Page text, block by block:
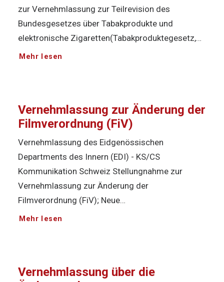
zur Vernehmlassung zur Teilrevision des
Bundesgesetzes über Tabakprodukte und
elektronische Zigaretten(Tabakproduktegesetz,…
Mehr lesen
Vernehmlassung zur Änderung der
Filmverordnung (FiV)
Vernehmlassung des Eidgenössischen
Departments des Innern (EDI) - KS/CS
Kommunikation Schweiz Stellungnahme zur
Vernehmlassung zur Änderung der
Filmverordnung (FiV); Neue…
Mehr lesen
Vernehmlassung über die